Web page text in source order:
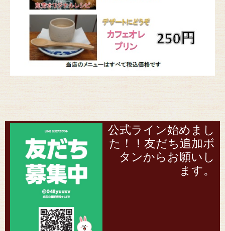
公式ライン始めまし
た！！友だち追加ボ
タンからお願いし
ます。